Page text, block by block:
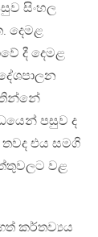
සිංහල
දෙමළ
දී දෙමළ
පසුව ද
එය සමගි
වළ
කර්තව්‍යය